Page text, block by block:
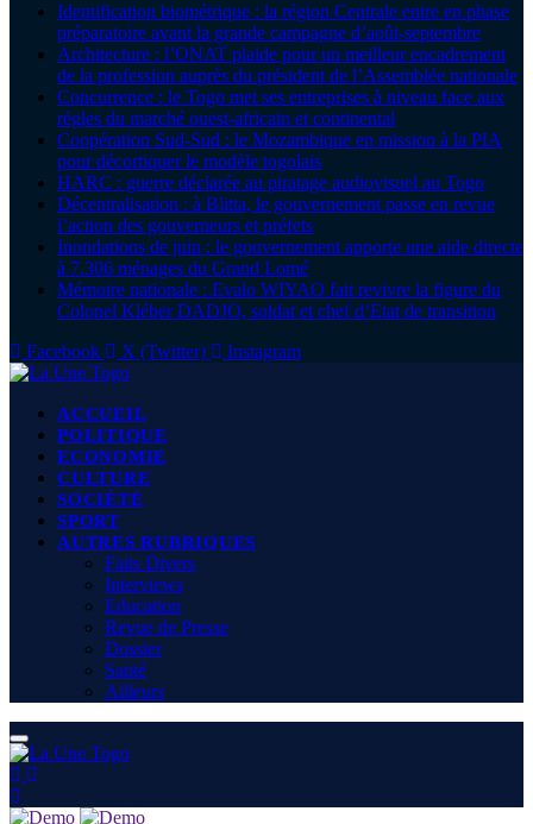
Identification biométrique : la région Centrale entre en phase
préparatoire avant la grande campagne d’août-septembre
Architecture : l’ONAT plaide pour un meilleur encadrement
de la profession auprès du président de l’Assemblée nationale
Concurrence : le Togo met ses entreprises à niveau face aux
règles du marché ouest-africain et continental
Coopération Sud-Sud : le Mozambique en mission à la PIA
pour décortiquer le modèle togolais
HARC : guerre déclarée au piratage audiovisuel au Togo
Décentralisation : à Blitta, le gouvernement passe en revue
l’action des gouverneurs et préfets
Inondations de juin : le gouvernement apporte une aide directe
à 7.306 ménages du Grand Lomé
Mémoire nationale : Evalo WIYAO fait revivre la figure du
Colonel Kléber DADJO, soldat et chef d’Etat de transition
Facebook
X (Twitter) Instagram
ACCUEIL
POLITIQUE
ECONOMIE
CULTURE
SOCIÉTÉ
SPORT
AUTRES RUBRIQUES
Faits Divers
Interviews
Education
Revue de Presse
Dossier
Santé
Ailleurs